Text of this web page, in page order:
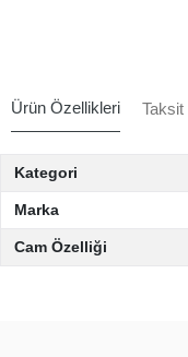
Ürün Özellikleri
Kategori
Marka
Cam Özelliği